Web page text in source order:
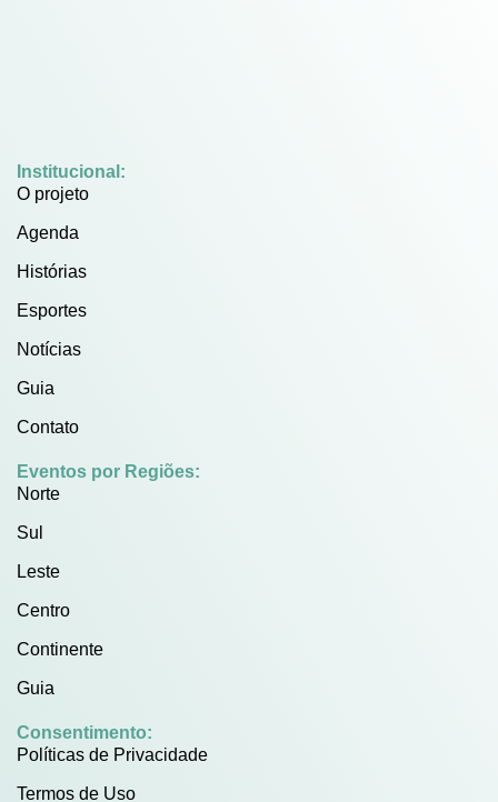
Institucional:
O projeto
Agenda
Histórias
Esportes
Notícias
Guia
Contato
Eventos por Regiões:
Norte
Sul
Leste
Centro
Continente
Guia
Consentimento:
Políticas de Privacidade
Termos de Uso